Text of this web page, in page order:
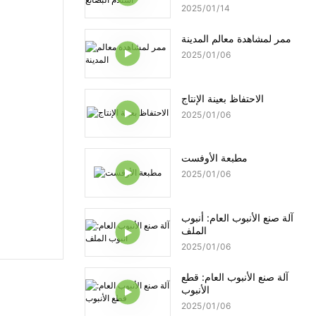
2025 01 14
ممر لمشاهدة معالم المدينة
2025 01 06
الاحتفاظ بعينة الإنتاج
2025 01 06
مطبعة الأوفست
2025 01 06
آلة صنع الأنبوب العام: أنبوب
الملف
2025 01 06
آلة صنع الأنبوب العام: قطع
الأنبوب
2025 01 06